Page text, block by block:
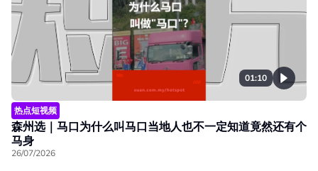
01:10
热点短视频
森州选｜马口为什么叫马口当地人也不一定知道竟然还有个
马身
26/07/2026